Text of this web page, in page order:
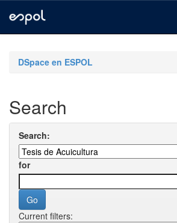
navigationDSpace en ESPOL
Search
Search:
for
Current filters: